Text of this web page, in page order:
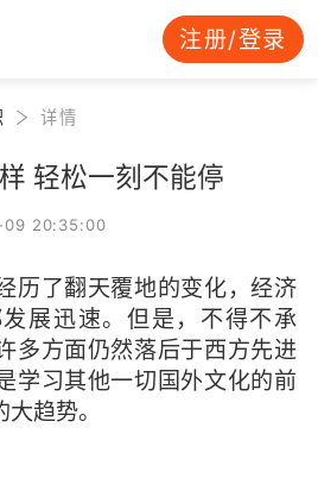
注册/登录
详情
轻松一刻不能停
20:35:00
历了翻天覆地的变化，经济
展迅速。但是，不得不承
多方面仍然落后于西方先进
学习其他一切国外文化的前
趋势。